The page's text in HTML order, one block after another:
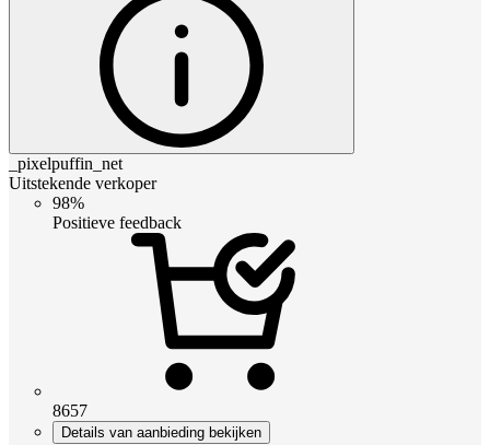
_pixelpuffin_net
Uitstekende verkoper
98%
Positieve feedback
8657
Details van aanbieding bekijken